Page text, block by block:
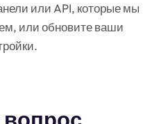
или API, которые мы
или обновите ваши